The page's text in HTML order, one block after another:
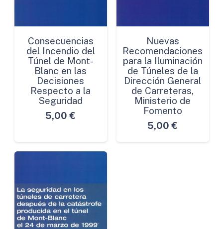
Consecuencias
del Incendio del
Túnel de Mont-
Blanc en las
Decisiones
Respecto a la
Seguridad
5,00 €
Nuevas
Recomendaciones
para la Iluminación
de Túneles de la
Dirección General
de Carreteras,
Ministerio de
Fomento
5,00 €